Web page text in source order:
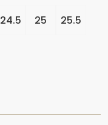
24.5 25 25.5